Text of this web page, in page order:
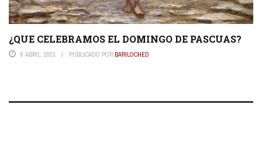
¿QUE CELEBRAMOS EL DOMINGO DE PASCUAS?
8 ABRIL, 2023 PUBLICADO POR BARILOCHED